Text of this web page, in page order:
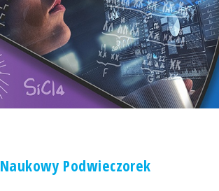
Naukowy Podwieczorek